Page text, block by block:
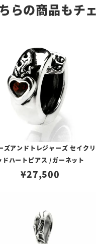
らの商品もチ
ズアンドトレジャーズ セイクリ
ドハートピアス /ガーネット
¥27,500